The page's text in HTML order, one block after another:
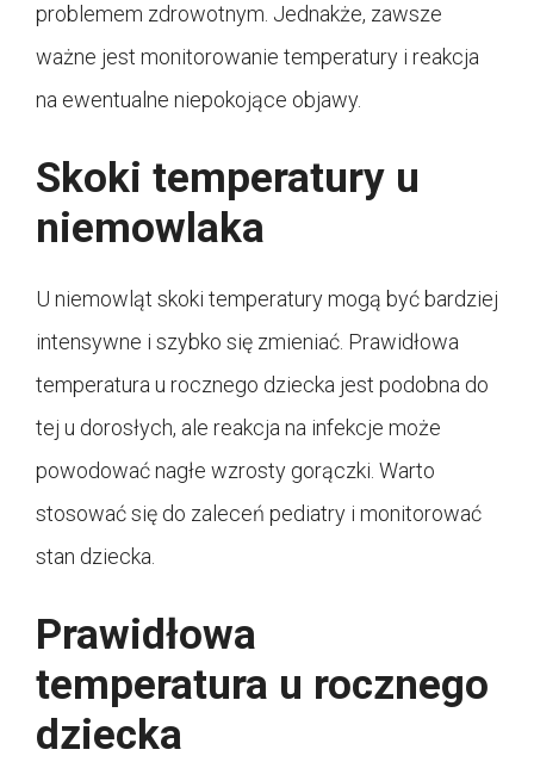
problemem zdrowotnym. Jednakże, zawsze
ważne jest monitorowanie temperatury i reakcja
na ewentualne niepokojące objawy.
Skoki temperatury u
niemowlaka
U niemowląt skoki temperatury mogą być bardziej
intensywne i szybko się zmieniać. Prawidłowa
temperatura u rocznego dziecka jest podobna do
tej u dorosłych, ale reakcja na infekcje może
powodować nagłe wzrosty gorączki. Warto
stosować się do zaleceń pediatry i monitorować
stan dziecka.
Prawidłowa
temperatura u rocznego
dziecka